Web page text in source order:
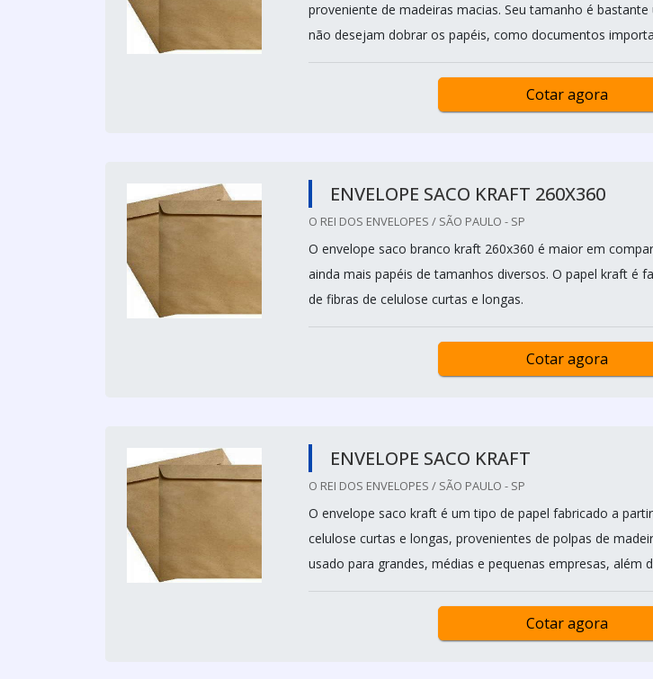
proveniente de madeiras macias. Seu tamanho é
não desejam dobrar os papéis, como documentos
Cotar agora
ENVELOPE SACO KRAFT 260X360
O REI DOS ENVELOPES / SÃO PAULO - SP
O envelope saco branco kraft 260x360 é maior em
ainda mais papéis de tamanhos diversos. O papel kraft é
de fibras de celulose curtas e longas.
Cotar agora
ENVELOPE SACO KRAFT
O REI DOS ENVELOPES / SÃO PAULO - SP
O envelope saco kraft é um tipo de papel fabricado a
celulose curtas e longas, provenientes de polpas de
usado para grandes, médias e pequenas empresas, além
Cotar agora